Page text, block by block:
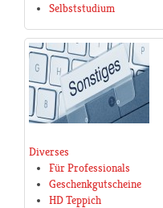
Selbststudium
Diverses
Für Professionals
Geschenkgutscheine
HD Teppich